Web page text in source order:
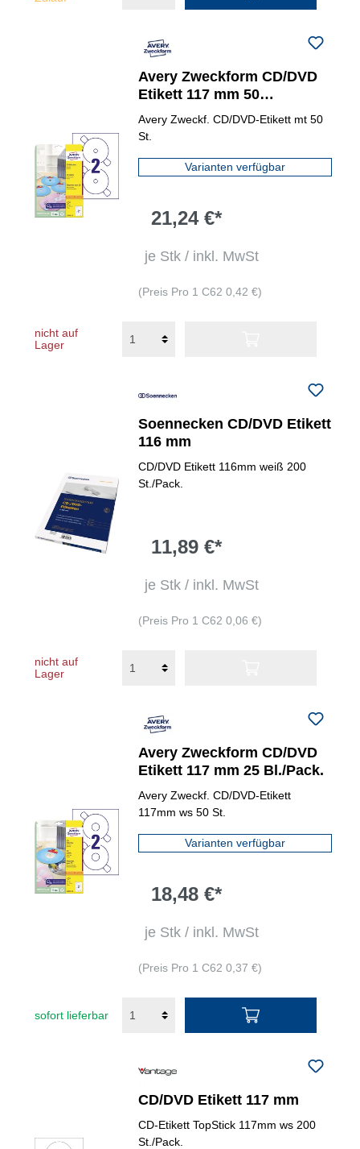
Avery Zweckform CD/DVD
Etikett 117 mm 50
Etik./Pack.
Avery Zweckf. CD/DVD-Etikett mt 50
St.
Varianten verfügbar
21,24 €*
je Stk / inkl. MwSt
(Preis Pro 1 C62 0,42 €)
nicht auf
Lager
Soennecken CD/DVD Etikett
116 mm
CD/DVD Etikett 116mm weiß 200
St./Pack.
11,89 €*
je Stk / inkl. MwSt
(Preis Pro 1 C62 0,06 €)
nicht auf
Lager
Avery Zweckform CD/DVD
Etikett 117 mm 25 Bl./Pack.
Avery Zweckf. CD/DVD-Etikett
117mm ws 50 St.
Varianten verfügbar
18,48 €*
je Stk / inkl. MwSt
(Preis Pro 1 C62 0,37 €)
sofort lieferbar
CD/DVD Etikett 117 mm
CD-Etikett TopStick 117mm ws 200
St./Pack.